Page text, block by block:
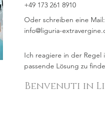
+49 173 261 8910
Oder schreiben eine Mail:
info@liguria-
Ich reagiere in der Regel
passende Lösung zu
Benvenuti in